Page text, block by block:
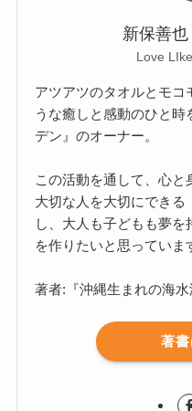
新保善也
Love
アツアツのタオルとモコ
うな癒しと感動のひと
デン』のオーナー。
この活動を通して、心
大切な人を大切にできる
し、大人も子どもも夢を
を作りたいと思っていま
著者:『沖縄生まれの海水
著